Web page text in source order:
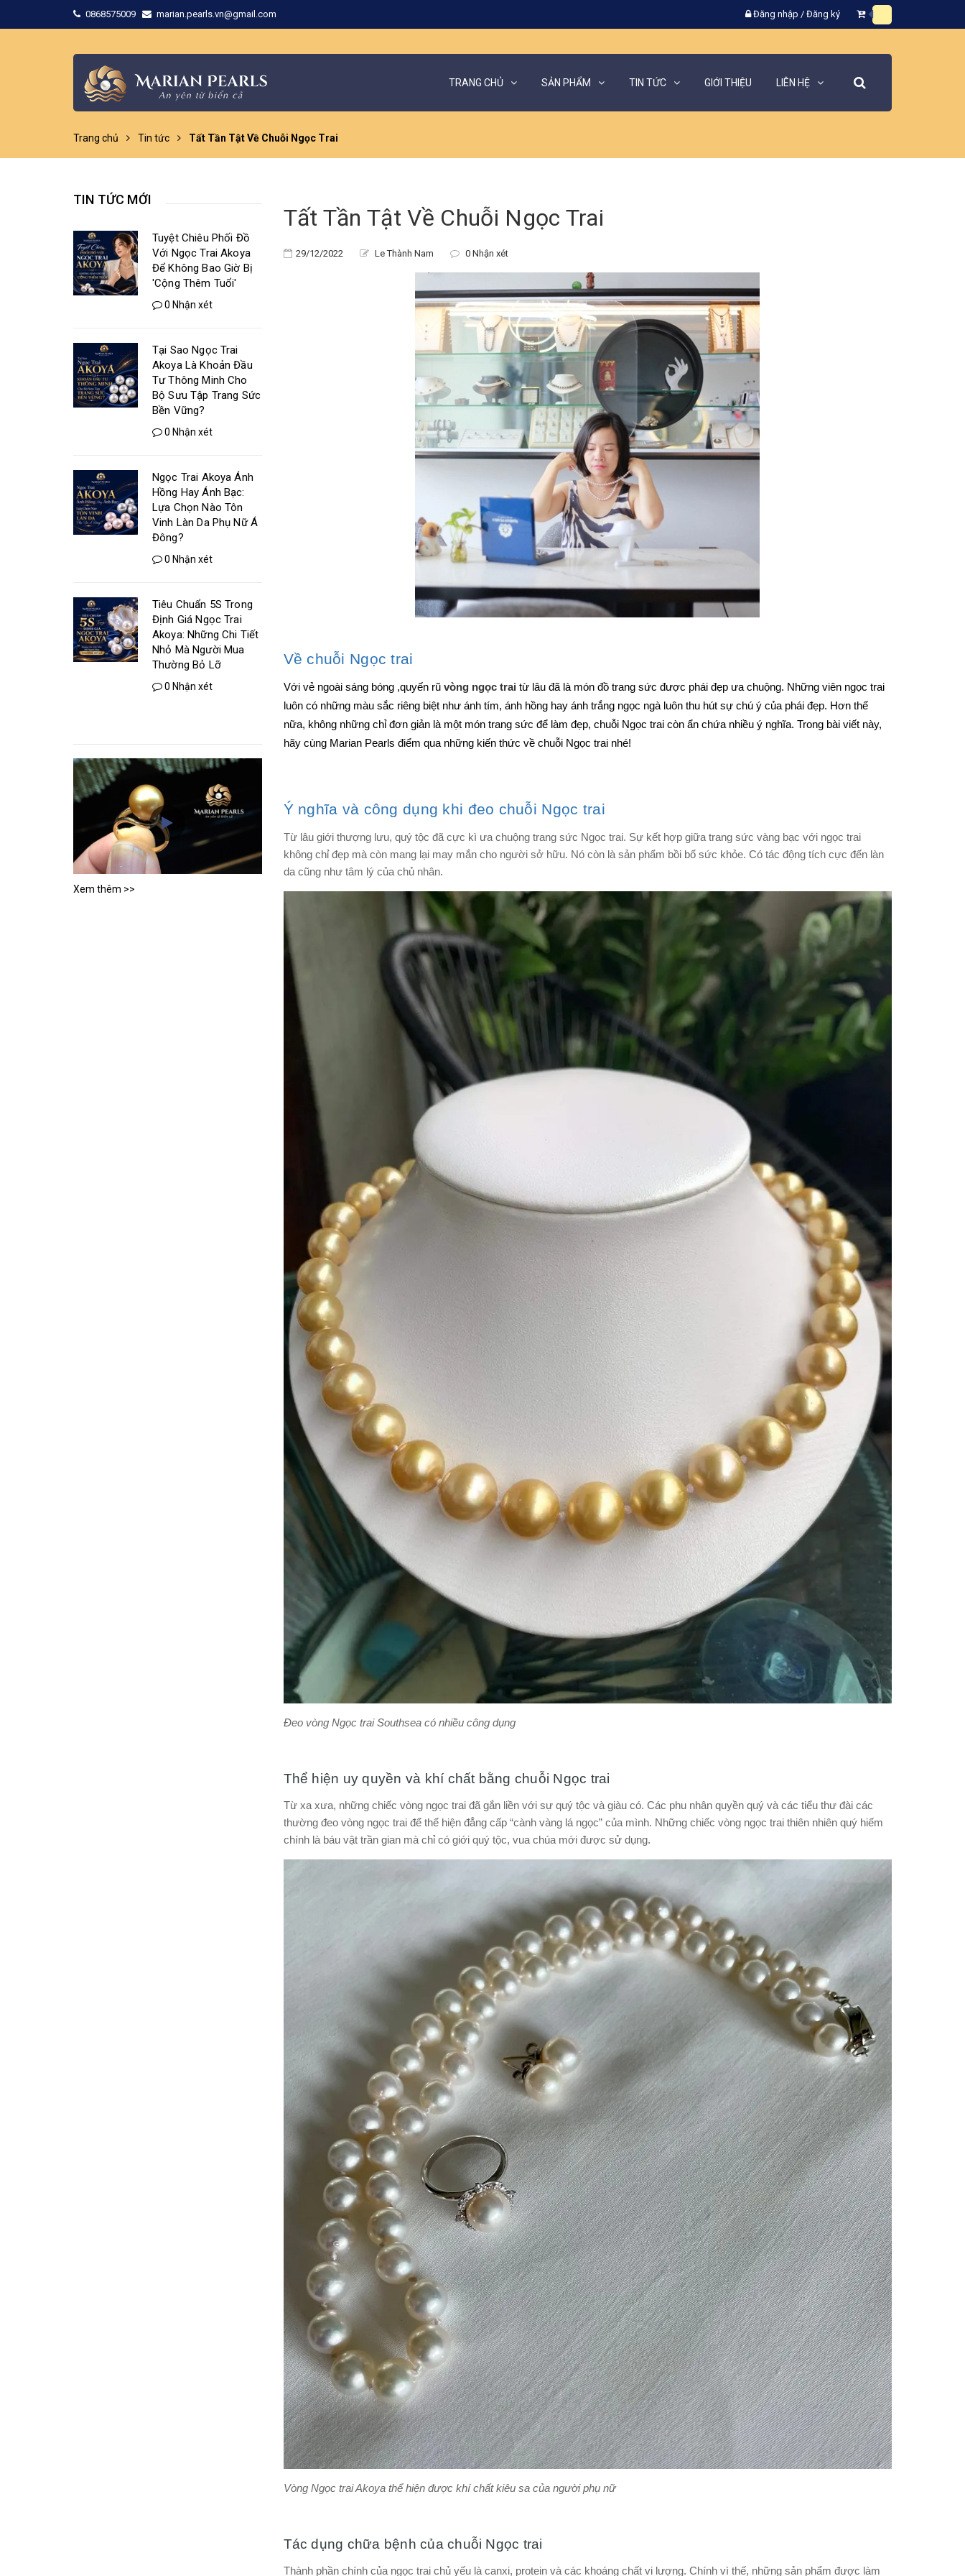
0868575009 marian.pearls.vn@gmail.com Đăng nhập / Đăng ký
TRANG CHỦ SẢN PHẨM TIN TỨC GIỚI THIỆU LIÊN HỆ
Trang chủ Tin tức Tất Tần Tật Về Chuỗi Ngọc Trai
Tất Tần Tật Về Chuỗi Ngọc Trai
29/12/2022 Le Thành Nam 0 Nhận xét
Về chuỗi Ngọc trai
Với vẻ ngoài sáng bóng ,quyến rũ vòng ngọc trai từ lâu đã là món đồ trang sức được phái đẹp ưa chuộng. Những viên ngọc trai
luôn có những màu sắc riêng biệt như ánh tím, ánh hồng hay ánh trắng ngọc ngà luôn thu hút sự chú ý của phái đẹp. Hơn thế
nữa, không những chỉ đơn giản là một món trang sức để làm đẹp, chuỗi Ngọc trai còn ẩn chứa nhiều ý nghĩa. Trong bài viết này,
hãy cùng Marian Pearls điểm qua những kiến thức về chuỗi Ngọc trai nhé!
Ý nghĩa và công dụng khi đeo chuỗi Ngọc trai
Từ lâu giới thượng lưu, quý tộc đã cực kì ưa chuộng trang sức Ngọc trai. Sự kết hợp giữa trang sức vàng bạc với ngọc trai
không chỉ đẹp mà còn mang lại may mắn cho người sở hữu. Nó còn là sản phẩm bồi bổ sức khỏe. Có tác động tích cực đến làn
da cũng như tâm lý của chủ nhân.
Đeo vòng Ngọc trai Southsea có nhiều công dụng
Thể hiện uy quyền và khí chất bằng chuỗi Ngọc trai
Từ xa xưa, những chiếc vòng ngọc trai đã gắn liền với sự quý tộc và giàu có. Các phu nhân quyền quý và các tiểu thư đài các
thường đeo vòng ngọc trai để thể hiện đẳng cấp “cành vàng lá ngọc” của mình. Những chiếc vòng ngọc trai thiên nhiên quý hiếm
chính là báu vật trần gian mà chỉ có giới quý tộc, vua chúa mới được sử dụng.
Vòng Ngọc trai Akoya thể hiện được khí chất kiêu sa của người phụ nữ
Tác dụng chữa bệnh của chuỗi Ngọc trai
Thành phần chính của ngọc trai chủ yếu là canxi, protein và các khoáng chất vi lượng. Chính vì thế, những sản phẩm được làm
TIN TỨC MỚI
Tuyệt Chiêu Phối Đồ
Với Ngọc Trai Akoya
Để Không Bao Giờ Bị
'Cộng Thêm Tuổi'
0 Nhận xét
Tại Sao Ngọc Trai
Akoya Là Khoản Đầu
Tư Thông Minh Cho
Bộ Sưu Tập Trang Sức
Bền Vững?
0 Nhận xét
Ngọc Trai Akoya Ánh
Hồng Hay Ánh Bạc:
Lựa Chọn Nào Tôn
Vinh Làn Da Phụ Nữ Á
Đông?
0 Nhận xét
Tiêu Chuẩn 5S Trong
Định Giá Ngọc Trai
Akoya: Những Chi Tiết
Nhỏ Mà Người Mua
Thường Bỏ Lỡ
0 Nhận xét
Xem thêm >>